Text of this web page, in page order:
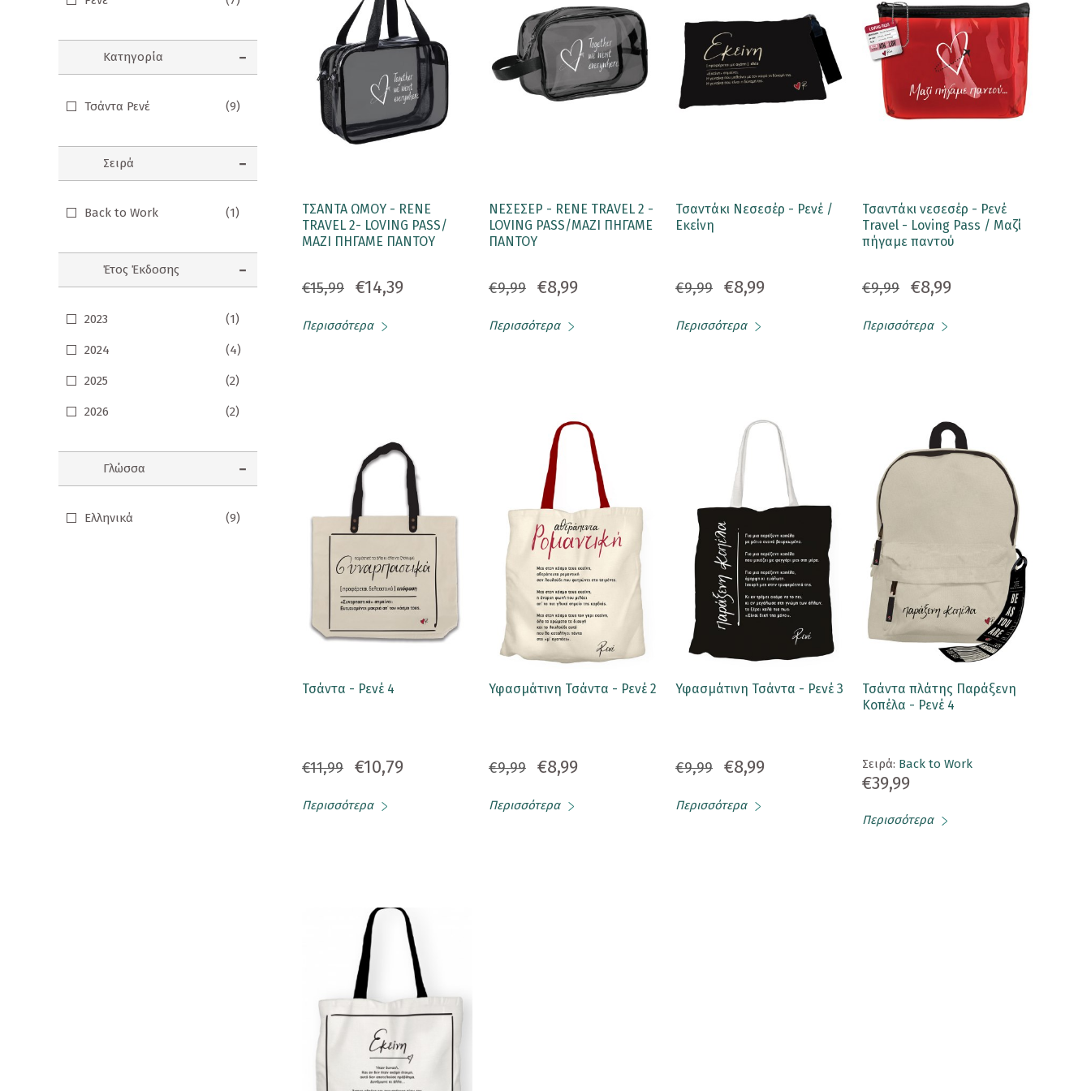
ΠΑΙΔΙΑ
Εικονογραφημένα Παραμύθια
Ηχογραφημένες Ιστορίες
Κλασικά Παραμύθια
Kομικ
Ξενόγλωσσα Παιδικά
Ταξιδιωτικά Βιβλία
Προσφορές
Ενηλίκων
Παιδικά
Παιχνίδια - Δώρα
Κατηγορία
Τσάντα Ρενέ (9)
Σειρά
Back to Work (1)
Έτος Έκδοσης
2023 (1)
2024 (4)
2025 (2)
2026 (2)
Γλώσσα
Ελληνικά (9)
ΤΣΑΝΤΑ ΩΜΟΥ - RENE
TRAVEL 2- LOVING PASS/
ΜΑΖΙ ΠΗΓΑΜΕ ΠΑΝΤΟΥ
€15,99 €14,39
Περισσότερα
ΝΕΣΕΣΕΡ - RENE TRAVEL 2 -
LOVING PASS/ΜΑΖΙ ΠΗΓΑΜΕ
ΠΑΝΤΟΥ
€9,99 €8,99
Περισσότερα
Τσαντάκι Νεσεσέρ - Ρενέ /
Εκείνη
€9,99 €8,99
Περισσότερα
Τσαντάκι νεσεσέρ - Ρενέ
Travel - Loving Pass / Μαζί
πήγαμε παντού
€9,99 €8,99
Περισσότερα
Τσάντα - Ρενέ 4
€11,99 €10,79
Περισσότερα
Υφασμάτινη Τσάντα - Ρενέ 2
€9,99 €8,99
Περισσότερα
Υφασμάτινη Τσάντα - Ρενέ 3
€9,99 €8,99
Περισσότερα
Τσάντα πλάτης Παράξενη
Κοπέλα - Ρενέ 4
Σειρά: Back to Work
€39,99
Περισσότερα